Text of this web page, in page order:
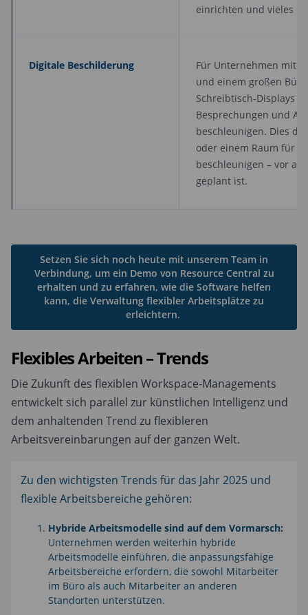
einrichten und vieles
Digitale Beschilderung
Für Unternehmen mit
und einem großen
Schreibtisch-Displays
Besprechungen und
beschleunigen. Dies
oder einem Raum für
beschleunigen – vor
geplant ist.
Setzen Sie sich noch heute mit unserem Team in
Verbindung, um ein Demo von Resource Central zu
erhalten und zu erfahren, wie die Software helfen
kann, die Verwaltung flexibler Arbeitsplätze zu
erleichtern.
Flexibles Arbeiten – Trends
Die Zukunft des flexiblen Workspace-Managements
entwickelt sich parallel zur künstlichen Intelligenz und
dem anhaltenden Trend zu flexibleren
Arbeitsvereinbarungen auf der ganzen Welt.
Zu den wichtigsten Trends für das Jahr 2025 und
flexible Arbeitsbereiche gehören:
Hybride Arbeitsmodelle sind auf dem Vormarsch:
Unternehmen werden weiterhin hybride
Arbeitsmodelle einführen, die anpassungsfähige
Arbeitsbereiche erfordern, die sowohl Mitarbeiter
im Büro als auch Mitarbeiter an anderen
Standorten unterstützen.